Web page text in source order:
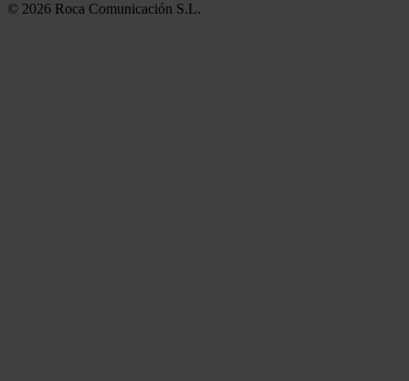
© 2026 Roca Comunicación S.L.